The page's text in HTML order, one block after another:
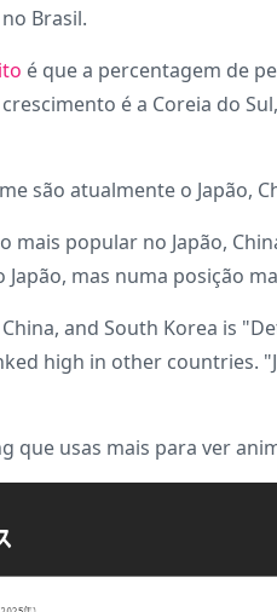
Brasil.
é que a percentagem de
é a Coreia do
são atualmente o Japão,
mais popular no Japão,
mas numa posição
and South Korea is
high in other countries.
que usas mais para ver